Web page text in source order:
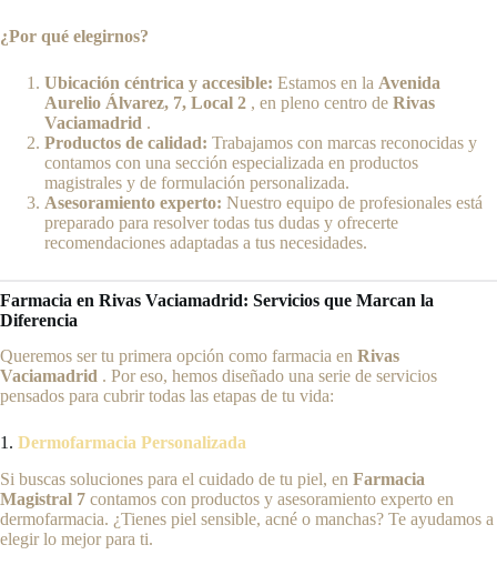
¿Por qué elegirnos?
Ubicación céntrica y accesible: Estamos en la Avenida
Aurelio Álvarez, 7, Local 2 , en pleno centro de Rivas
Vaciamadrid .
Productos de calidad: Trabajamos con marcas reconocidas y
contamos con una sección especializada en productos
magistrales y de formulación personalizada.
Asesoramiento experto: Nuestro equipo de profesionales está
preparado para resolver todas tus dudas y ofrecerte
recomendaciones adaptadas a tus necesidades.
Farmacia en Rivas Vaciamadrid: Servicios que Marcan la
Diferencia
Queremos ser tu primera opción como farmacia en Rivas
Vaciamadrid . Por eso, hemos diseñado una serie de servicios
pensados ​​para cubrir todas las etapas de tu vida:
1. Dermofarmacia Personalizada
Si buscas soluciones para el cuidado de tu piel, en Farmacia
Magistral 7 contamos con productos y asesoramiento experto en
dermofarmacia. ¿Tienes piel sensible, acné o manchas? Te ayudamos a
elegir lo mejor para ti.